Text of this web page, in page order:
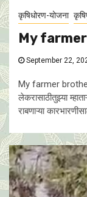
कृषिधोरण-योजना
My farmer
September 22,
My farmer brother
लेकरासाठीतुझ्या
राबणाऱ्या